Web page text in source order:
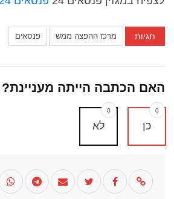
תגיות מרכז ההפצה ממש פנסאים
האם הכתבה הייתה מעניינת?
כן
0
לא
0